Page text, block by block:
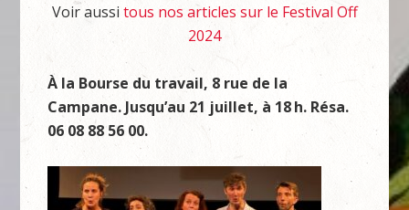
Voir aussi tous nos articles sur le Festival Off
2024
À la Bourse du travail, 8 rue de la
Campane. Jusqu’au 21 juillet, à 18h. Résa.
06 08 88 56 00.